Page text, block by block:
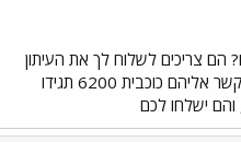
הם צריכים לשלוח לך את העיתון
תבקשי מאמא או אבא להתקשר אליהם כוכבית 6200 תגידו
ישלחו לכם